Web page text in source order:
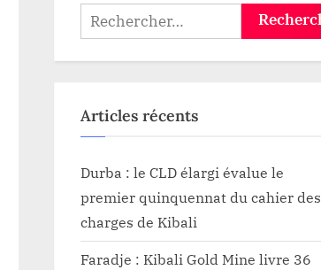
Rechercher :
Articles récents
Durba : le CLD élargi évalue le
premier quinquennat du cahier des
charges de Kibali
Faradje : Kibali Gold Mine livre 36